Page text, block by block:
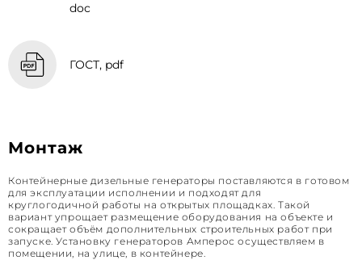
doc
ГОСТ, pdf
Монтаж
Контейнерные дизельные генераторы поставляются в готовом
для эксплуатации исполнении и подходят для
круглогодичной работы на открытых площадках. Такой
вариант упрощает размещение оборудования на объекте и
сокращает объём дополнительных строительных работ при
запуске. Установку генераторов Амперос осуществляем в
помещении, на улице, в контейнере.